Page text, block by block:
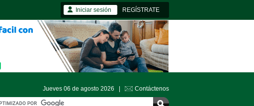
Iniciar sesión REGÍSTRATE
Jueves 06 de agosto 2026 | Contáctenos